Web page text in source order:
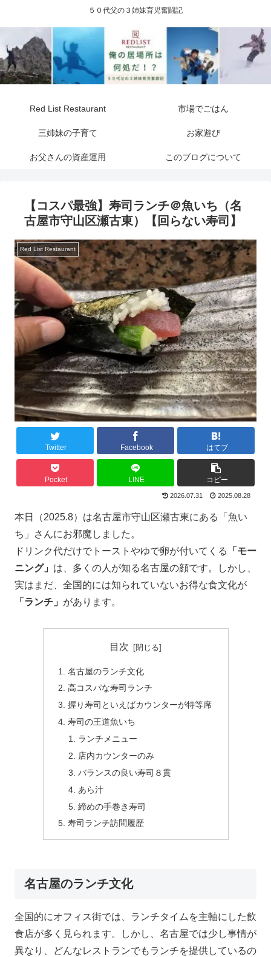
５０代父の３姉妹育児奮闘記
Red List Restaurant 市場でごはん
三姉妹の子育て お家遊び
お父さんの資産運用 このブログについて
【コスパ最強】寿司ランチ＠魚いち（名
古屋市守山区瀬古東）【回らない寿司】
Red List Restaurant
Twitter Facebook はてブ
Pocket LINE コピー
2026.07.31 2025.08.28
本日（2025.8）は名古屋市守山区瀬古東にある「魚い
ち」さんにお邪魔しました。
ドリンク代だけでトーストやゆで卵が付いてくる
「モー
ニング」 は、多くの人が知る名古屋の顔です。しかし、
実はまだ、全国的には知られていないお得な食文化が
「ランチ」 があります。
目次
名古屋のランチ文化
高コスパな寿司ランチ
握り寿司といえばカウンターが特等席
寿司の王道魚いち
ランチメニュー
店内カウンターのみ
バランスの良い寿司８貫
あら汁
締めの手巻き寿司
寿司ランチ訪問履歴
名古屋のランチ文化
全国的にオフィス街では、ランチタイムを主軸にした飲
食店が多く見られます。しかし、名古屋では少し事情が
異なり、どんなレストランでもランチを提供しているの